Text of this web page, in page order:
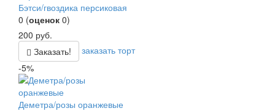
Бэтси/гвоздика персиковая
0 (оценок 0)
200 руб.
Заказать!
заказать торт
-5%
Деметра/розы оранжевые